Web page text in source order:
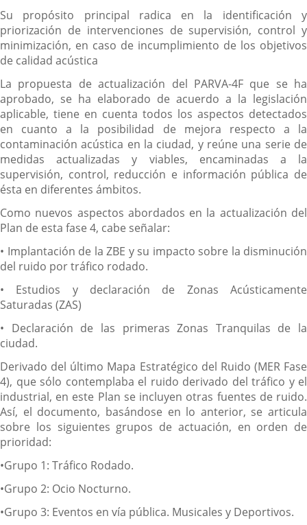
Su propósito principal radica en la identificación y
priorización de intervenciones de supervisión, control y
minimización, en caso de incumplimiento de los objetivos
de calidad acústica
La propuesta de actualización del PARVA-4F que se ha
aprobado, se ha elaborado de acuerdo a la legislación
aplicable, tiene en cuenta todos los aspectos detectados
en cuanto a la posibilidad de mejora respecto a la
contaminación acústica en la ciudad, y reúne una serie de
medidas actualizadas y viables, encaminadas a la
supervisión, control, reducción e información pública de
ésta en diferentes ámbitos.
Como nuevos aspectos abordados en la actualización del
Plan de esta fase 4, cabe señalar:
• Implantación de la ZBE y su impacto sobre la disminución
del ruido por tráfico rodado.
• Estudios y declaración de Zonas Acústicamente
Saturadas (ZAS)
• Declaración de las primeras Zonas Tranquilas de la
ciudad.
Derivado del último Mapa Estratégico del Ruido (MER Fase
4), que sólo contemplaba el ruido derivado del tráfico y el
industrial, en este Plan se incluyen otras fuentes de ruido.
Así, el documento, basándose en lo anterior, se articula
sobre los siguientes grupos de actuación, en orden de
prioridad:
•Grupo 1: Tráfico Rodado.
•Grupo 2: Ocio Nocturno.
•Grupo 3: Eventos en vía pública. Musicales y Deportivos.